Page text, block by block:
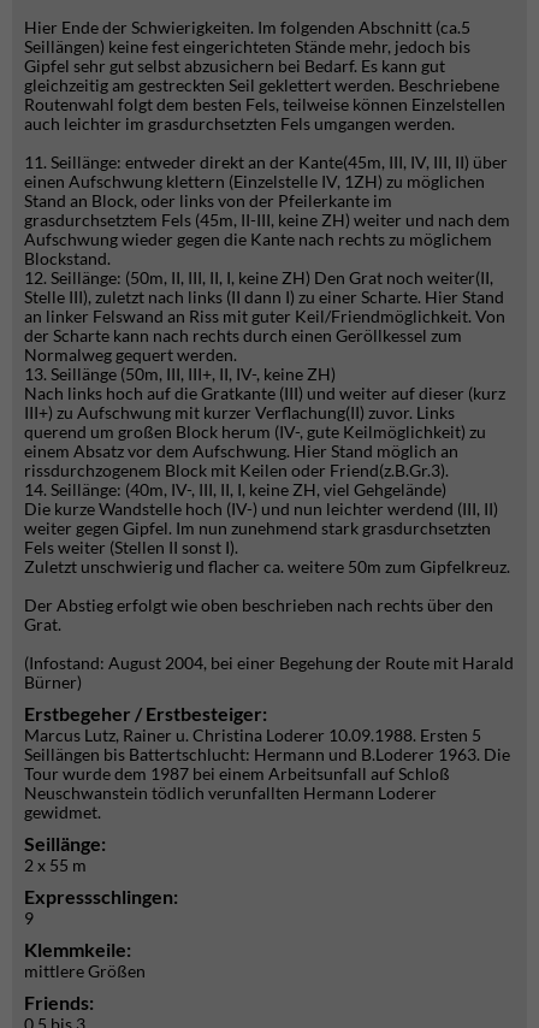
Hier Ende der Schwierigkeiten. Im folgenden Abschnitt (ca.5
Seillängen) keine fest eingerichteten Stände mehr, jedoch bis
Gipfel sehr gut selbst abzusichern bei Bedarf. Es kann gut
gleichzeitig am gestreckten Seil geklettert werden. Beschriebene
Routenwahl folgt dem besten Fels, teilweise können Einzelstellen
auch leichter im grasdurchsetzten Fels umgangen werden.
11. Seillänge: entweder direkt an der Kante(45m, III, IV, III, II) über
einen Aufschwung klettern (Einzelstelle IV, 1ZH) zu möglichen
Stand an Block, oder links von der Pfeilerkante im
grasdurchsetztem Fels (45m, II-III, keine ZH) weiter und nach dem
Aufschwung wieder gegen die Kante nach rechts zu möglichem
Blockstand.
12. Seillänge: (50m, II, III, II, I, keine ZH) Den Grat noch weiter(II,
Stelle III), zuletzt nach links (II dann I) zu einer Scharte. Hier Stand
an linker Felswand an Riss mit guter Keil/Friendmöglichkeit. Von
der Scharte kann nach rechts durch einen Geröllkessel zum
Normalweg gequert werden.
13. Seillänge (50m, III, III+, II, IV-, keine ZH)
Nach links hoch auf die Gratkante (III) und weiter auf dieser (kurz
III+) zu Aufschwung mit kurzer Verflachung(II) zuvor. Links
querend um großen Block herum (IV-, gute Keilmöglichkeit) zu
einem Absatz vor dem Aufschwung. Hier Stand möglich an
rissdurchzogenem Block mit Keilen oder Friend(z.B.Gr.3).
14. Seillänge: (40m, IV-, III, II, I, keine ZH, viel Gehgelände)
Die kurze Wandstelle hoch (IV-) und nun leichter werdend (III, II)
weiter gegen Gipfel. Im nun zunehmend stark grasdurchsetzten
Fels weiter (Stellen II sonst I).
Zuletzt unschwierig und flacher ca. weitere 50m zum Gipfelkreuz.
Der Abstieg erfolgt wie oben beschrieben nach rechts über den
Grat.
(Infostand: August 2004, bei einer Begehung der Route mit Harald
Bürner)
Erstbegeher / Erstbesteiger:
Marcus Lutz, Rainer u. Christina Loderer 10.09.1988. Ersten 5
Seillängen bis Battertschlucht: Hermann und B.Loderer 1963. Die
Tour wurde dem 1987 bei einem Arbeitsunfall auf Schloß
Neuschwanstein tödlich verunfallten Hermann Loderer
gewidmet.
Seillänge:
2 x 55 m
Expressschlingen:
9
Klemmkeile:
mittlere Größen
Friends:
0.5 bis 3